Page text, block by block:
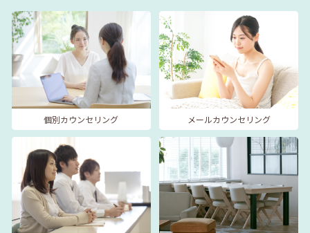
個別カウンセリング メールカウンセリング